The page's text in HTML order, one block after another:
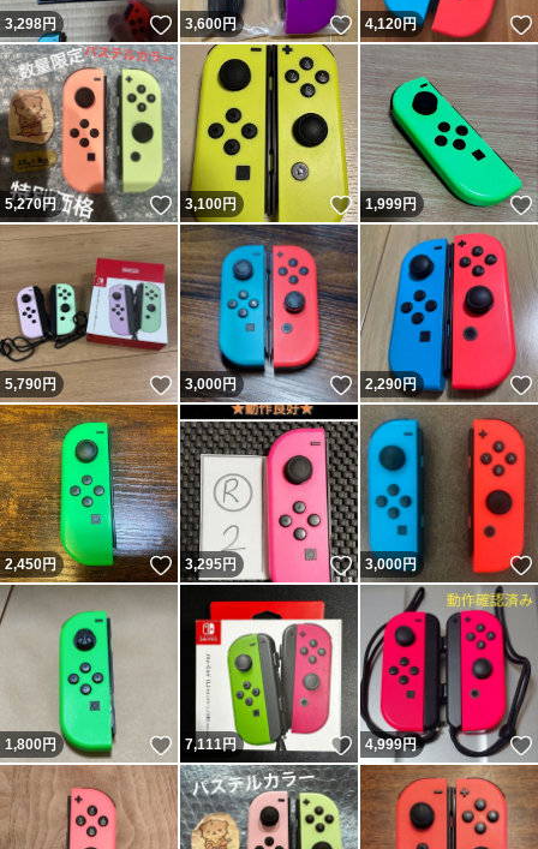
3,298円 いいね！
3,600円 いいね！
4,120円
5,270円 いいね！
3,100円 いいね！
1,999円
5,790円 いいね！
3,000円 いいね！
2,290円
2,450円 いいね！
3,295円 いいね！
3,000円
1,800円 いいね！
7,111円 いいね！
4,999円